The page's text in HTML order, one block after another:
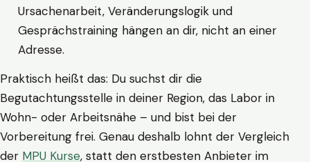
Ursachenarbeit, Veränderungslogik und
Gesprächstraining hängen an dir, nicht an einer
Adresse.
Praktisch heißt das: Du suchst dir die
Begutachtungsstelle in deiner Region, das Labor in
Wohn- oder Arbeitsnähe – und bist bei der
Vorbereitung frei. Genau deshalb lohnt der Vergleich
der MPU Kurse, statt den erstbesten Anbieter im